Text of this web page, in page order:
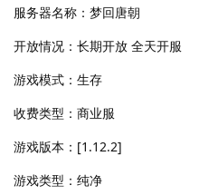
服务器名称：梦回唐朝
开放情况：长期开放 全天开服
游戏模式：生存
收费类型：商业服
游戏版本：[1.12.2]
游戏类型：纯净